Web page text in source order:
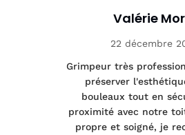
Valérie
22 décembre
Grimpeur très
préserver
bouleaux tout en
proximité avec notre
propre et soigné, je